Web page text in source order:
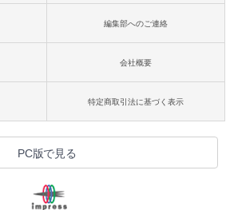
編集部へのご連絡
会社概要
特定商取引法に基づく表示
PC版で見る